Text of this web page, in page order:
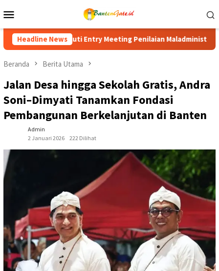
ke
Mobile
Headline News
Maladministrasi 2026, Perkuat Komitmen Tingkatkan
Beranda Berita Utama
Jalan Desa hingga Sekolah Gratis, Andra
Soni–Dimyati Tanamkan Fondasi
Pembangunan Berkelanjutan di Banten
Admin
2 Januari 2026
222 Dilihat